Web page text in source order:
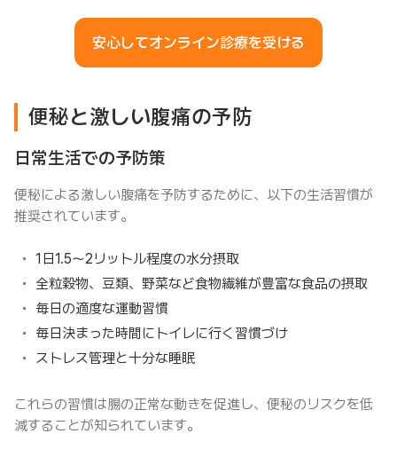
安心してオンライン診療を受ける
便秘と激しい腹痛の予防
日常生活での予防策
便秘による激しい腹痛を予防するために、以下の生活習慣が
推奨されています。
1日1.5〜2リットル程度の水分摂取
全粒穀物、豆類、野菜など食物繊維が豊富な食品の摂取
毎日の適度な運動習慣
毎日決まった時間にトイレに行く習慣づけ
ストレス管理と十分な睡眠
これらの習慣は腸の正常な動きを促進し、便秘のリスクを低
減することが知られています。